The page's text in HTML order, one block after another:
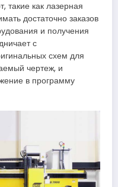
такие как лазерная
достаточно заказов
и получения
с
схем для
чертеж, и
в программу